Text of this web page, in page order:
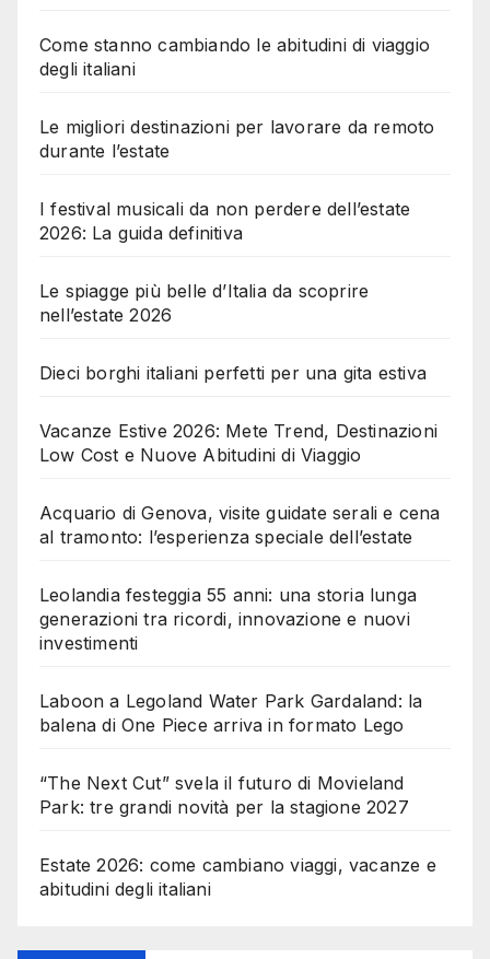
Come stanno cambiando le abitudini di viaggio
degli italiani
Le migliori destinazioni per lavorare da remoto
durante l’estate
I festival musicali da non perdere dell’estate
2026: La guida definitiva
Le spiagge più belle d’Italia da scoprire
nell’estate 2026
Dieci borghi italiani perfetti per una gita estiva
Vacanze Estive 2026: Mete Trend, Destinazioni
Low Cost e Nuove Abitudini di Viaggio
Acquario di Genova, visite guidate serali e cena
al tramonto: l’esperienza speciale dell’estate
Leolandia festeggia 55 anni: una storia lunga
generazioni tra ricordi, innovazione e nuovi
investimenti
Laboon a Legoland Water Park Gardaland: la
balena di One Piece arriva in formato Lego
“The Next Cut” svela il futuro di Movieland
Park: tre grandi novità per la stagione 2027
Estate 2026: come cambiano viaggi, vacanze e
abitudini degli italiani